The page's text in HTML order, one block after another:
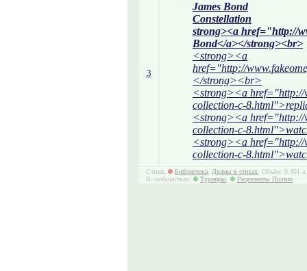
3
James Bond
Constellation
strong><a href="http://
Bond</a></strong><br>
<strong><a
href="http://
</strong><br>
<strong><a href="http://
collection-c-
<strong><a href="http://
collection-c-
<strong><a href="http://
collection-c-
Стихи, Библиотека Драмы в стихах , Объём: 0.301
В сообществах:
Турниры Рецензенты Поэзии